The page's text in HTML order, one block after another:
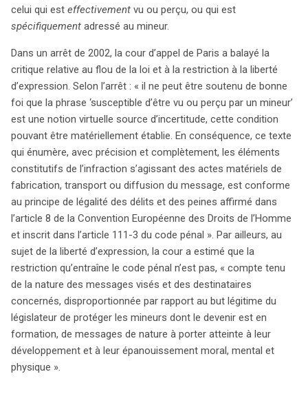
celui qui est effectivement vu ou perçu, ou qui est
spécifiquement adressé au mineur.
Dans un arrêt de 2002, la cour d’appel de Paris a balayé la
critique relative au flou de la loi et à la restriction à la liberté
d’expression. Selon l’arrêt : « il ne peut être soutenu de bonne
foi que la phrase ‘susceptible d’être vu ou perçu par un mineur’
est une notion virtuelle source d’incertitude, cette condition
pouvant être matériellement établie. En conséquence, ce texte
qui énumère, avec précision et complètement, les éléments
constitutifs de l’infraction s’agissant des actes matériels de
fabrication, transport ou diffusion du message, est conforme
au principe de légalité des délits et des peines affirmé dans
l’article 8 de la Convention Européenne des Droits de l’Homme
et inscrit dans l’article 111-3 du code pénal ». Par ailleurs, au
sujet de la liberté d’expression, la cour a estimé que la
restriction qu’entraîne le code pénal n’est pas, « compte tenu
de la nature des messages visés et des destinataires
concernés, disproportionnée par rapport au but légitime du
législateur de protéger les mineurs dont le devenir est en
formation, de messages de nature à porter atteinte à leur
développement et à leur épanouissement moral, mental et
physique ».